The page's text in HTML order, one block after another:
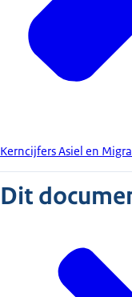
Kerncijfers Asiel en
Dit